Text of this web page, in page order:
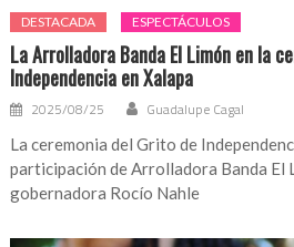
DESTACADA ESPECTÁCULOS
La Arrolladora Banda El Limón en la
Independencia en Xalapa
2025/08/25 Guadalupe Cagal
La ceremonia del Grito de
participación de Arrolladora Banda El
gobernadora Rocío Nahle